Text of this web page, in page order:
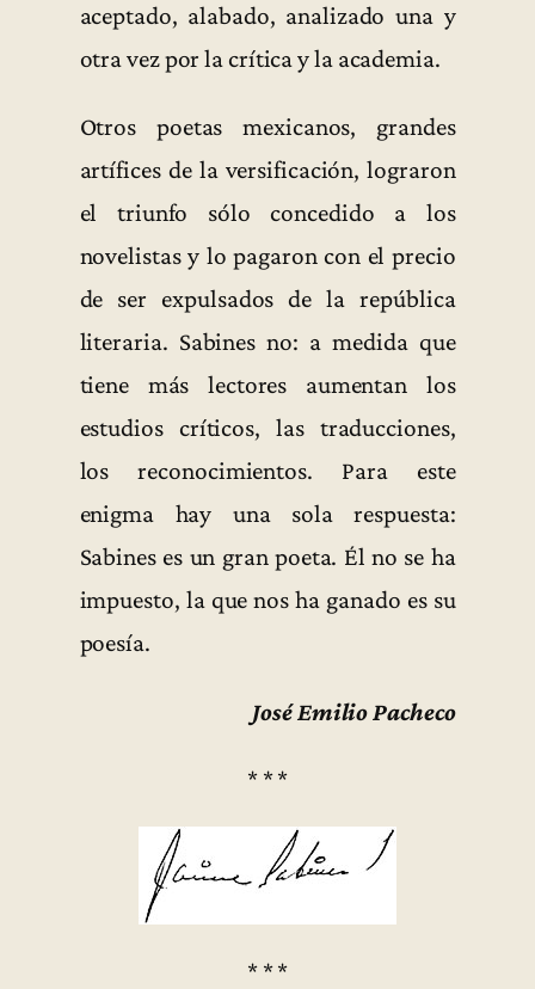
aceptado, alabado, analizado una y
otra vez por la crítica y la academia.
Otros poetas mexicanos, grandes
artífices de la versificación, lograron
el triunfo sólo concedido a los
novelistas y lo pagaron con el precio
de ser expulsados de la república
literaria. Sabines no: a medida que
tiene más lectores aumentan los
estudios críticos, las traducciones,
los reconocimientos. Para este
enigma hay una sola respuesta:
Sabines es un gran poeta. Él no se ha
impuesto, la que nos ha ganado es su
poesía.
José Emilio Pacheco
* * *
* * *